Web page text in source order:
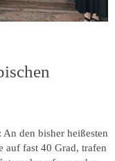
den bisher heißesten
auf fast 40 Grad, trafen